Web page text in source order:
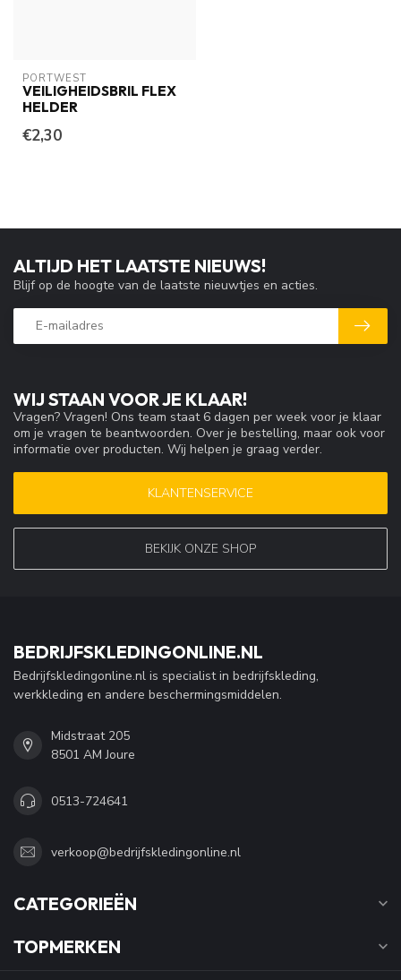
PORTWEST
VEILIGHEIDSBRIL FLEX
HELDER
€2,30
WIJ STAAN VOOR JE KLAAR!
Vragen? Vragen! Ons team staat 6 dagen per week voor je klaar
om je vragen te beantwoorden. Over je bestelling, maar ook voor
informatie over producten. Wij helpen je graag verder.
KLANTENSERVICE
BEKIJK ONZE SHOP
ALTIJD HET LAATSTE NIEUWS!
Blijf op de hoogte van de laatste nieuwtjes en acties.
BEDRIJFSKLEDINGONLINE.NL
Bedrijfskledingonline.nl is specialist in bedrijfskleding,
werkkleding en andere beschermingsmiddelen.
Midstraat 205
8501 AM Joure
0513-724641
verkoop@bedrijfskledingonline.nl
CATEGORIEËN
TOPMERKEN